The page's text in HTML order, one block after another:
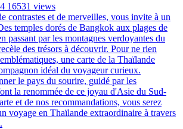
16531 views
contrastes et de merveilles, vous invite à un
temples dorés de Bangkok aux plages de
passant par les montagnes verdoyantes du
des trésors à découvrir. Pour ne rien
une carte de la Thaïlande
idéal du voyageur curieux.
le pays du sourire, guidé par les
la renommée de ce joyau d'Asie du Sud-
et de nos recommandations, vous serez
voyage en Thaïlande extraordinaire à travers